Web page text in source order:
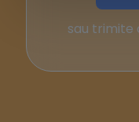
sau trimite